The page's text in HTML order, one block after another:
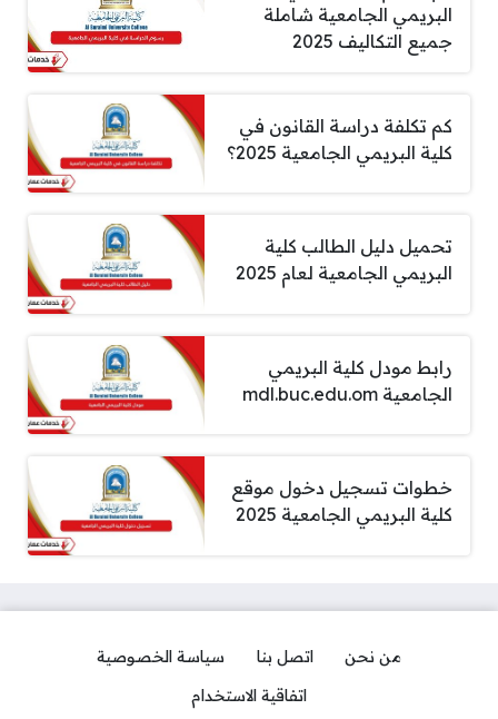
البريمي الجامعية شاملة
جميع التكاليف 2025
كم تكلفة دراسة القانون في
كلية البريمي الجامعية 2025؟
تحميل دليل الطالب كلية
البريمي الجامعية لعام 2025
رابط مودل كلية البريمي
الجامعية mdl.buc.edu.om
خطوات تسجيل دخول موقع
كلية البريمي الجامعية 2025
من نحن اتصل بنا
سياسة الخصوصية
اتفاقية الاستخدام